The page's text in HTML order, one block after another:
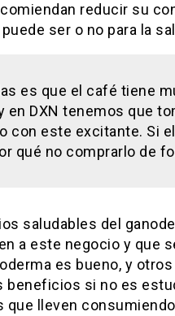
reducir su
ser o no para la
es que el café tiene
DXN tenemos que
con este excitante. Si
qué no comprarlo de
saludables del
a este negocio y que
es bueno, y
beneficios si no es
que lleven